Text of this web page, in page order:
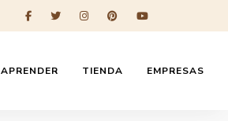
APRENDER TIENDA EMPRESAS